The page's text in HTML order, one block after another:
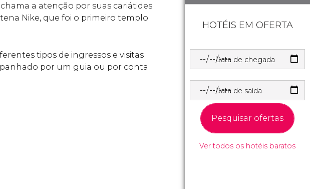
a atenção por suas cariátides
Nike, que foi o primeiro templo
tipos de ingressos e visitas
por um guia ou por conta
HOTÉIS EM OFERTA
Data de chegada
Data de saída
Pesquisar ofertas
Ver todos os hotéis baratos